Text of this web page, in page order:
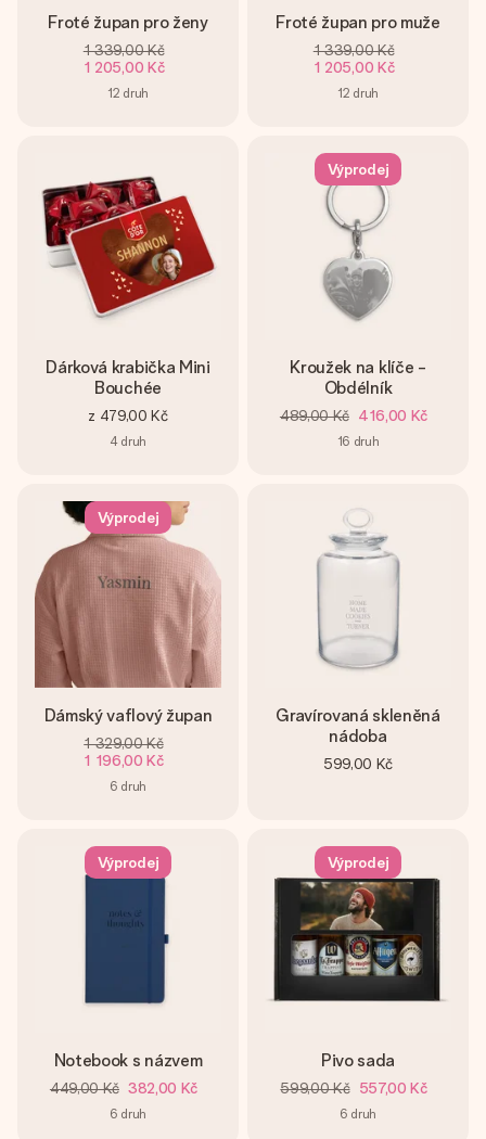
Froté župan pro ženy
1 339,00 Kč
1 205,00 Kč
12 druh
Froté župan pro muže
1 339,00 Kč
1 205,00 Kč
12 druh
Dárková krabička Mini
Bouchée
z 479,00 Kč
4 druh
Výprodej
Kroužek na klíče -
Obdélník
489,00 Kč 416,00 Kč
16 druh
Výprodej
Dámský vaflový župan
1 329,00 Kč
1 196,00 Kč
6 druh
Gravírovaná skleněná
nádoba
599,00 Kč
Výprodej
Notebook s názvem
449,00 Kč 382,00 Kč
6 druh
Výprodej
Pivo sada
599,00 Kč 557,00 Kč
6 druh